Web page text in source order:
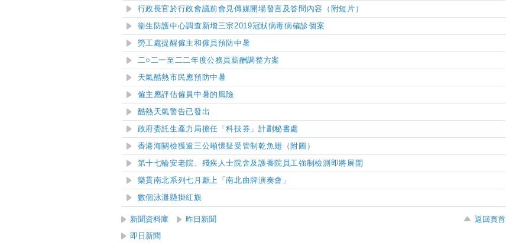
行政長官於行政會議前會見傳媒開場發言及答問內容（附短片）
衞生防護中心調查新增三宗2019冠狀病毒病確診個案
勞工處提醒僱主和僱員預防中暑
二○二一至二二年度公務員薪酬調整方案
天氣酷熱市民應預防中暑
僱主應評估僱員中暑的風險
酷熱天氣警告已發出
政府委託生產力局擔任「科技券」計劃秘書處
香港海關檢獲逾三公噸懷疑受管制乾魚翅（附圖）
第十七輪安老院、殘疾人士院舍及護養院員工強制檢測即將展開
樂貫南北系列七月獻上「南北曲牌演奏會」
數個泳灘懸掛紅旗
新聞資料庫 昨日新聞
返回頁首
即日新聞